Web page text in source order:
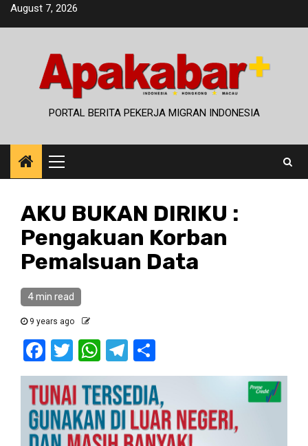
SkipAugust 7, 2026
PORTAL BERITA PEKERJA MIGRAN INDONESIA
Primary
Menu
AKU BUKAN DIRIKU :
Pengakuan Korban
Pemalsuan Data
4 min read
9 years ago
Facebook
Twitter
WhatsApp
Telegram